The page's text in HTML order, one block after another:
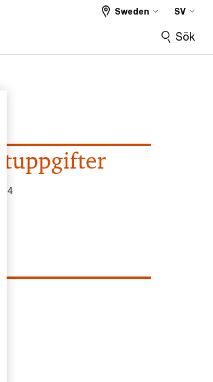
Sweden SV
Sök
34